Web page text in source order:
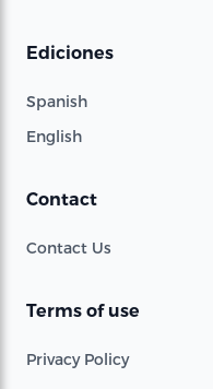
Ediciones
Spanish
English
Contact
Contact Us
Terms of use
Privacy Policy